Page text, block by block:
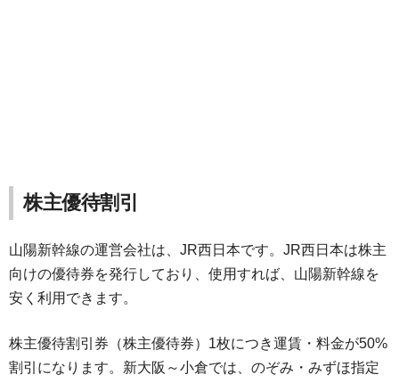
株主優待割引
山陽新幹線の運営会社は、JR西日本です。JR西日本は株主
向けの優待券を発行しており、使用すれば、山陽新幹線を
安く利用できます。
株主優待割引券（株主優待券）1枚につき運賃・料金が50%
割引になります。新大阪～小倉では、のぞみ・みずほ指定